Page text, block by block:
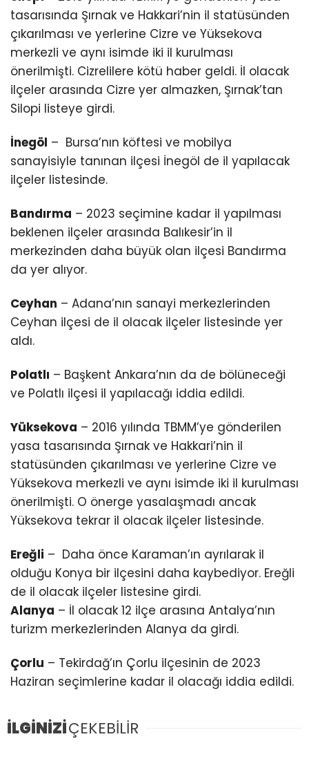
tasarısında Şırnak ve Hakkari’nin il statüsünden
çıkarılması ve yerlerine Cizre ve Yüksekova
merkezli ve aynı isimde iki il kurulması
önerilmişti. Cizrelilere kötü haber geldi. İl olacak
ilçeler arasında Cizre yer almazken, Şırnak’tan
Silopi listeye girdi.
İnegöl – Bursa’nın köftesi ve mobilya
sanayisiyle tanınan ilçesi İnegöl de il yapılacak
ilçeler listesinde.
Bandırma – 2023 seçimine kadar il yapılması
beklenen ilçeler arasında Balıkesir’in il
merkezinden daha büyük olan ilçesi Bandırma
da yer alıyor.
Ceyhan – Adana’nın sanayi merkezlerinden
Ceyhan ilçesi de il olacak ilçeler listesinde yer
aldı.
Polatlı – Başkent Ankara’nın da de bölüneceği
ve Polatlı ilçesi il yapılacağı iddia edildi.
Yüksekova – 2016 yılında TBMM’ye gönderilen
yasa tasarısında Şırnak ve Hakkari’nin il
statüsünden çıkarılması ve yerlerine Cizre ve
Yüksekova merkezli ve aynı isimde iki il kurulması
önerilmişti. O önerge yasalaşmadı ancak
Yüksekova tekrar il olacak ilçeler listesinde.
Ereğli – Daha önce Karaman’ın ayrılarak il
olduğu Konya bir ilçesini daha kaybediyor. Ereğli
de il olacak ilçeler listesine girdi.
Alanya – İl olacak 12 ilçe arasına Antalya’nın
turizm merkezlerinden Alanya da girdi.
Çorlu – Tekirdağ’ın Çorlu ilçesinin de 2023
Haziran seçimlerine kadar il olacağı iddia edildi.
İLGİNİZİÇEKEBİLİR